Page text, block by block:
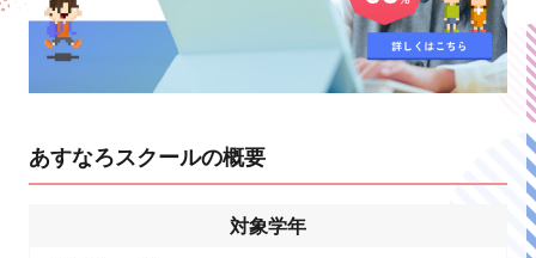
あすなろスクールの概要
対象学年